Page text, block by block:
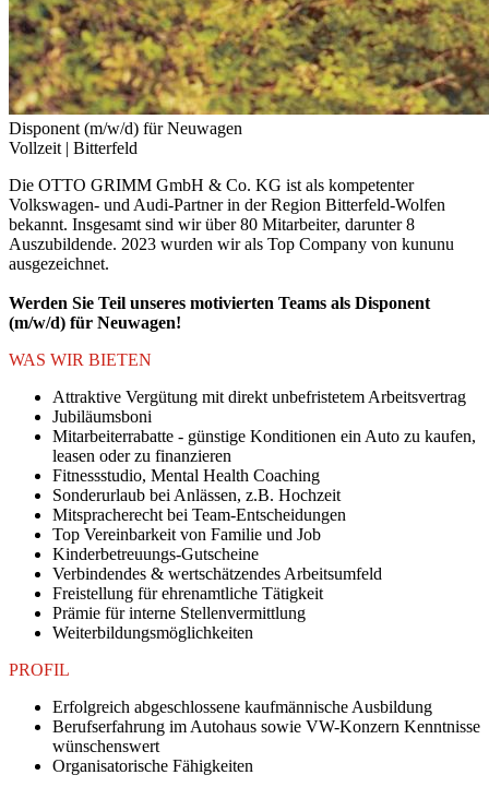
Disponent (m/w/d) für Neuwagen
Vollzeit | Bitterfeld
Die OTTO GRIMM GmbH & Co. KG ist als kompetenter
Volkswagen- und Audi-Partner in der Region Bitterfeld-Wolfen
bekannt. Insgesamt sind wir über 80 Mitarbeiter, darunter 8
Auszubildende. 2023 wurden wir als Top Company von kununu
ausgezeichnet.
Werden Sie Teil unseres motivierten Teams als Disponent
(m/w/d) für Neuwagen!
WAS WIR BIETEN
Attraktive Vergütung mit direkt unbefristetem Arbeitsvertrag
Jubiläumsboni
Mitarbeiterrabatte - günstige Konditionen ein Auto zu kaufen,
leasen oder zu finanzieren
Fitnessstudio, Mental Health Coaching
Sonderurlaub bei Anlässen, z.B. Hochzeit
Mitspracherecht bei Team-Entscheidungen
Top Vereinbarkeit von Familie und Job
Kinderbetreuungs-Gutscheine
Verbindendes & wertschätzendes Arbeitsumfeld
Freistellung für ehrenamtliche Tätigkeit
Prämie für interne Stellenvermittlung
Weiterbildungsmöglichkeiten
PROFIL
Erfolgreich abgeschlossene kaufmännische Ausbildung
Berufserfahrung im Autohaus sowie VW-Konzern Kenntnisse
wünschenswert
Organisatorische Fähigkeiten